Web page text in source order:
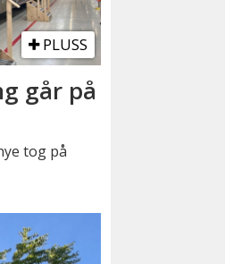
PLUSS
går på
tog på